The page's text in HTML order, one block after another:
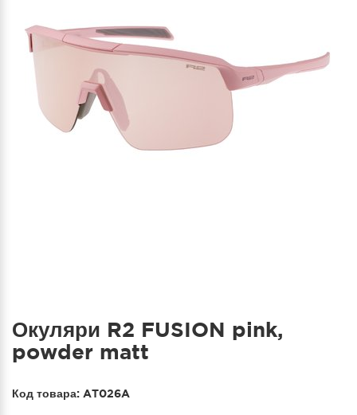
Окуляри R2 FUSION pink,
powder matt
Код товара: AT026A